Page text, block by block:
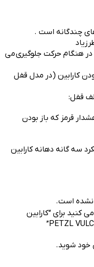
چندگانه است .
زياد
در هنگام حرکت جلوگيری می
کارابین (در مدل ‏قفل
قفل:
قرمز که باز بودن
سه گانه دهانه کارابین
نشده است.
کنید برای “کارابین
خود شوید.